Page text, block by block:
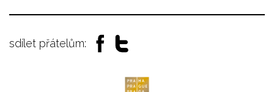
sdílet přátelům: